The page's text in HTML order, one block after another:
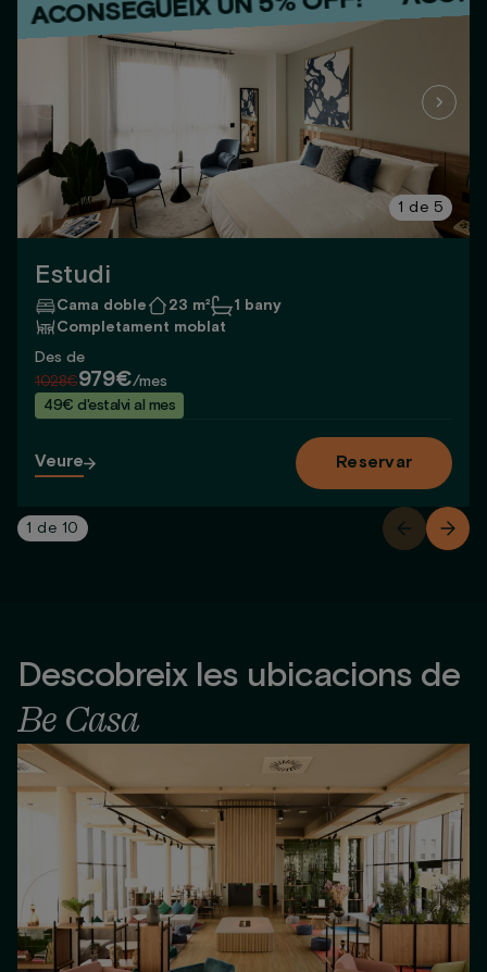
UN 5% OFF!
1 de 5
Estudi
Cama doble 23 m²
1 bany
Completament moblat
Des de
1028€979€/mes
49€ d'estalvi al mes
Veure Reservar
ACONSEGUEIX UN 5% OFF! ·
1 de 10
Descobreix les ubicacions de
Be Casa